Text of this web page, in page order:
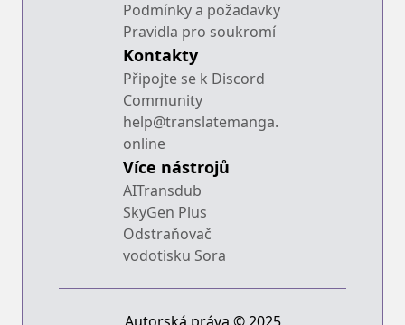
Podmínky a požadavky
Pravidla pro soukromí
Kontakty
Připojte se k Discord
Community
help@translatemanga.
online
Více nástrojů
AITransdub
SkyGen Plus
Odstraňovač
vodotisku Sora